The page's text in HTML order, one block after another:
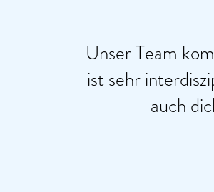
Unser Team
ist sehr
auch